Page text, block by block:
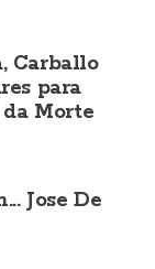
Carballo
para
Morte
Jose De